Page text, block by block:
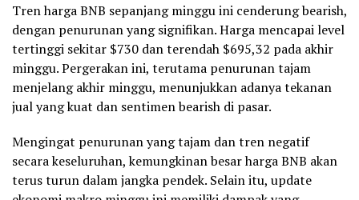
Tren harga BNB sepanjang minggu ini cenderung bearish,
dengan penurunan yang signifikan. Harga mencapai level
tertinggi sekitar $730 dan terendah $695,32 pada akhir
minggu. Pergerakan ini, terutama penurunan tajam
menjelang akhir minggu, menunjukkan adanya tekanan
jual yang kuat dan sentimen bearish di pasar.
Mengingat penurunan yang tajam dan tren negatif
secara keseluruhan, kemungkinan besar harga BNB akan
terus turun dalam jangka pendek. Selain itu, update